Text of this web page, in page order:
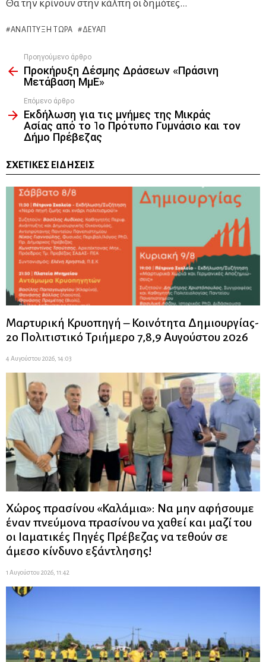
Θα την κρίνουν στην κάλπη οι δημότες…
ΑΝΆΠΤΥΞΗ ΤΏΡΑ ΔΕΥΑΠ
more
Προηγούμενο άρθρο
Προκήρυξη Δέσμης Δράσεων «Πράσινη
Μετάβαση ΜμΕ»
Επόμενο άρθρο
Εκδήλωση για τις μνήμες της Μικράς
Ασίας από το 1ο Πρότυπο Γυμνάσιο και τον
Δήμο Πρέβεζας
ΣΧΕΤΙΚΈΣ ΕΙΔΉΣΕΙΣ
Μαρτυρική Κρυοπηγή – Κοινότητα Δημιουργίας-
2ο Πολιτιστικό Τριήμερο 7,8,9 Αυγούστου 2026
4 Αυγούστου 2026, 14:03
Χώρος πρασίνου «Καλάμια»: Να μην αφήσουμε
έναν πνεύμονα πρασίνου να χαθεί και μαζί του
οι Ιαματικές Πηγές Πρέβεζας να τεθούν σε
άμεσο κίνδυνο εξάντλησης!
1 Αυγούστου 2026, 11:42